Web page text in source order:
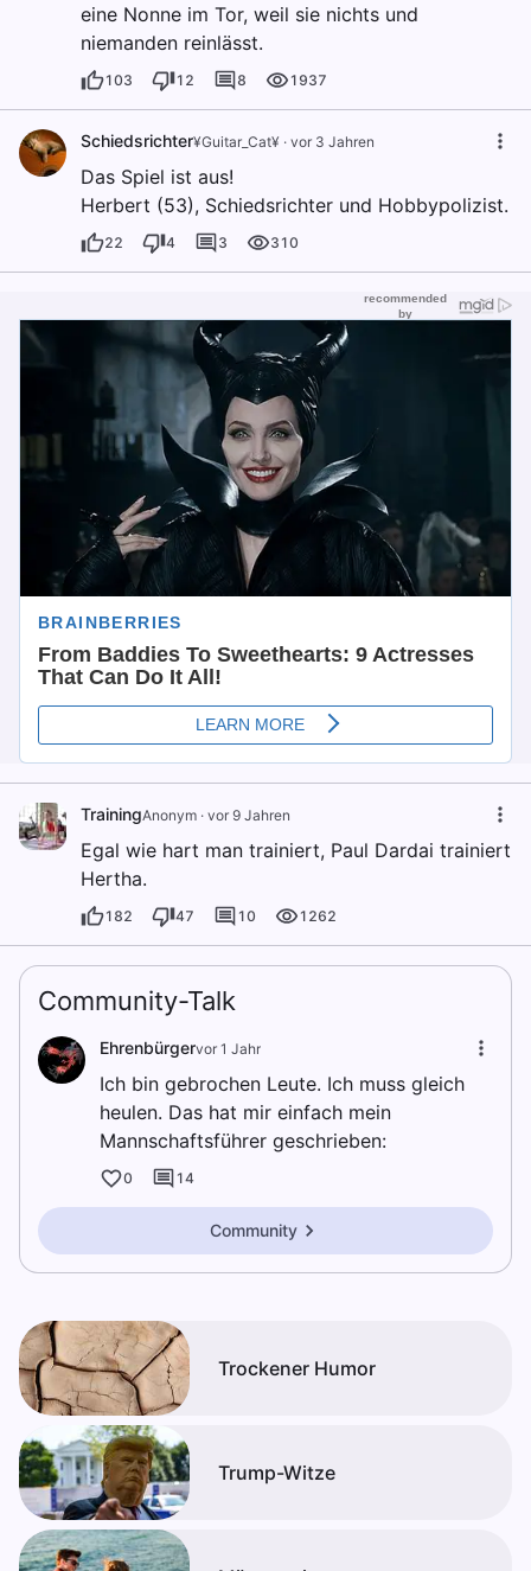
eine Nonne im Tor, weil sie nichts und
niemanden reinlässt.
103 12 8 1937
Schiedsrichter¥Guitar_Cat¥ · vor 3 Jahren
Das Spiel ist aus!
Herbert (53), Schiedsrichter und Hobbypolizist.
22 4 3 310
TrainingAnonym · vor 9 Jahren
Egal wie hart man trainiert, Paul Dardai trainiert
Hertha.
182 47 10 1262
Community-Talk
Ehrenbürgervor 1 Jahr
Ich bin gebrochen Leute. Ich muss gleich
heulen. Das hat mir einfach mein
Mannschaftsführer geschrieben:
0 14
Community
Trockener Humor
Trump-Witze